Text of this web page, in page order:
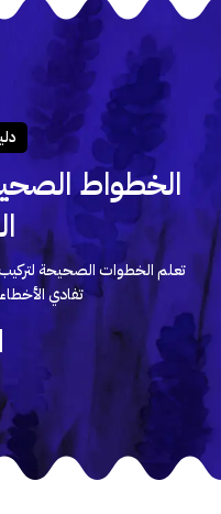
الخطواط
تعلم الخطوات الصحيحة
تفادي